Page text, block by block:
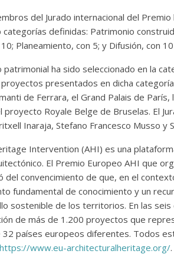
del Jurado internacional del
definidas: Patrimonio
Planeamiento, con 5; y Difusión, con
patrimonial ha sido seleccionado en la
presentados en dicha
de Ferrara, el Grand Palais de París,
proyecto Royale Belge de Bruselas. El
Inaraja, Stefano Francesco Musso y
Intervention (AHI) es una
El Premio Europeo AHI que
del convencimiento de que, en el
fundamental de conocimiento y un
sostenible de los territorios. En las
de más de 1.200 proyectos que
32 países europeos diferentes. Todos
https://www.eu-architecturalheritage.org/.